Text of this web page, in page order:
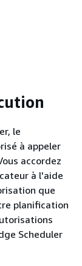
le
à appeler
accordez
à l'aide
que
planification
Scheduler